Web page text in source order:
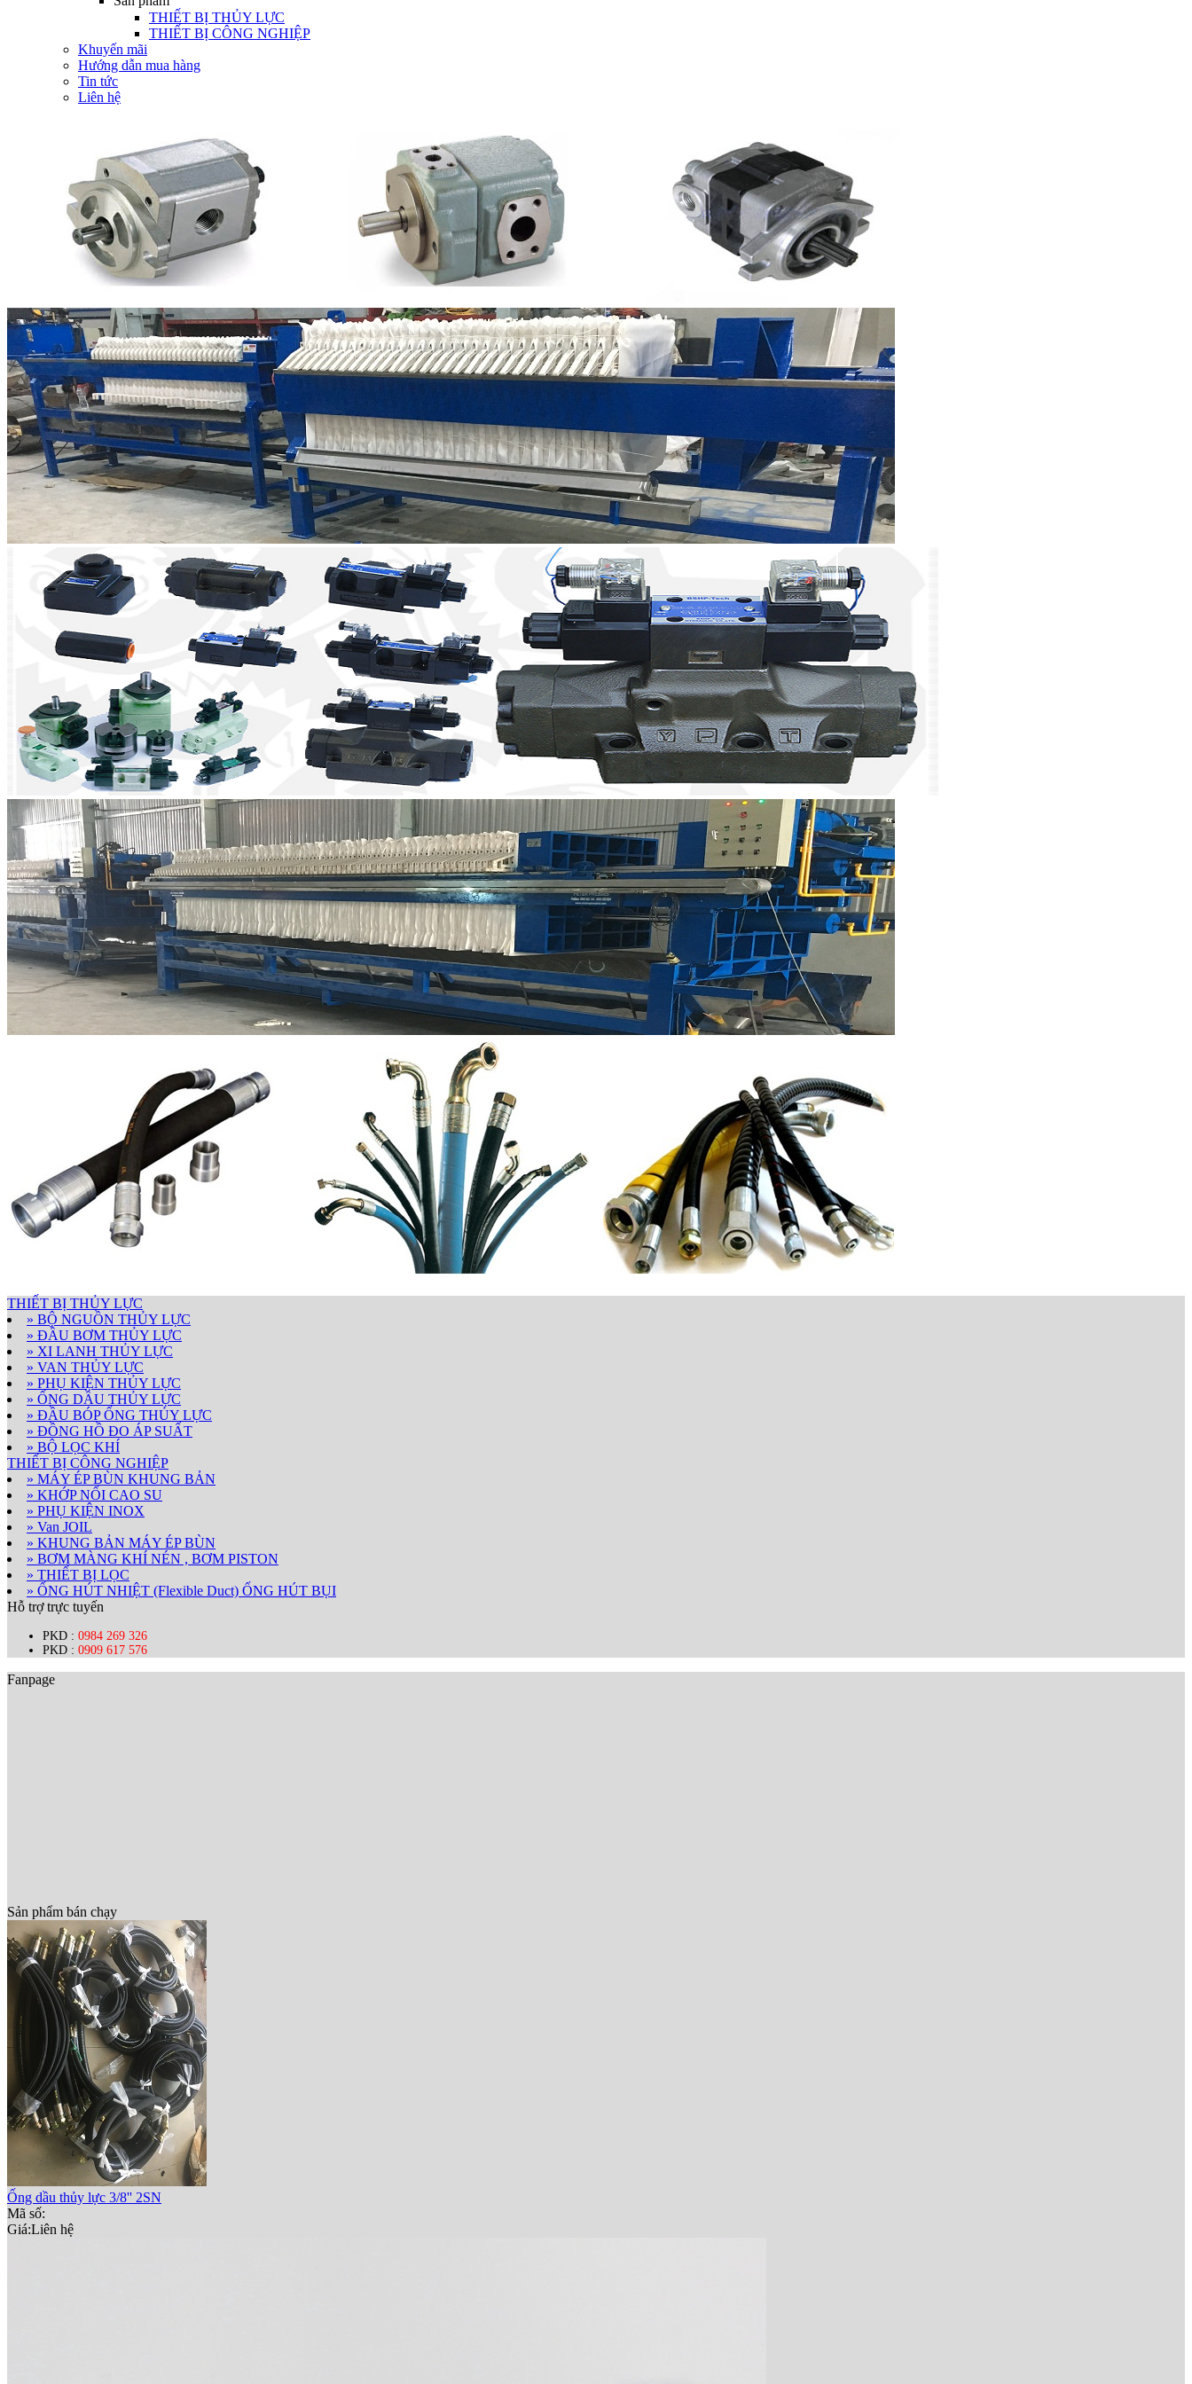
THIẾT BỊ THỦY LỰC
THIẾT BỊ CÔNG NGHIỆP
Khuyến mãi
Hướng dẫn mua hàng
Tin tức
Liên hệ
THIẾT BỊ THỦY LỰC
» BỘ NGUỒN THỦY LỰC
» ĐẦU BƠM THỦY LỰC
» XI LANH THỦY LỰC
» VAN THỦY LỰC
» PHỤ KIỆN THỦY LỰC
» ỐNG DẦU THỦY LỰC
» ĐẦU BÓP ỐNG THỦY LỰC
» ĐỒNG HỒ ĐO ÁP SUẤT
» BỘ LỌC KHÍ
THIẾT BỊ CÔNG NGHIỆP
» MÁY ÉP BÙN KHUNG BẢN
» KHỚP NỐI CAO SU
» PHỤ KIỆN INOX
» Van JOIL
» KHUNG BẢN MÁY ÉP BÙN
» BƠM MÀNG KHÍ NÉN , BƠM PISTON
» THIẾT BỊ LỌC
» ỐNG HÚT NHIỆT (Flexible Duct) ỐNG HÚT BỤI
Hỗ trợ trực tuyến
PKD : 0984 269 326
PKD : 0909 617 576
Fanpage
Sản phẩm bán chạy
Ống dầu thủy lực 3/8'' 2SN
Mã số:
Giá:Liên hệ